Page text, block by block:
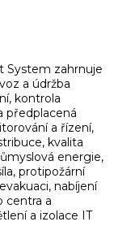
System zahrnuje
a údržba
kontrola
předplacená
a řízení,
kvalita
energie,
protipožární
nabíjení
centra a
a izolace IT